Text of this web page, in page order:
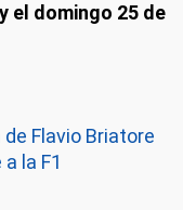
el domingo 25 de
Flavio Briatore
la F1